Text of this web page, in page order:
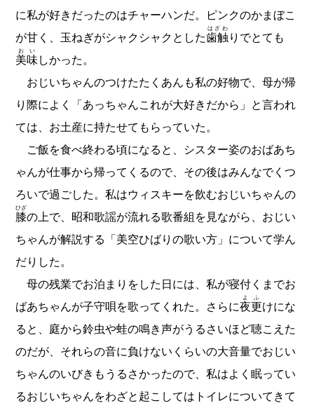
に私が好きだったのはチャーハンだ。ピンクのかまぼこ
が甘く、玉ねぎがシャクシャクとした歯触
はざわ
りでとても
美味
おい
しかった。
おじいちゃんのつけたたくあんも私の好物で、母が帰
り際によく「あっちゃんこれが大好きだから」と言われ
ては、お土産に持たせてもらっていた。
ご飯を食べ終わる頃になると、シスター姿のおばあち
ゃんが仕事から帰ってくるので、その後はみんなでくつ
ろいで過ごした。私はウィスキーを飲むおじいちゃんの
膝
ひざ
の上で、昭和歌謡が流れる歌番組を見ながら、おじい
ちゃんが解説する「美空ひばりの歌い方」について学ん
だりした。
母の残業でお泊まりをした日には、私が寝付くまでお
ばあちゃんが子守唄を歌ってくれた。さらに夜更
よふ
けにな
ると、庭から鈴虫や蛙の鳴き声がうるさいほど聴こえた
のだが、それらの音に負けないくらいの大音量でおじい
ちゃんのいびきもうるさかったので、私はよく眠ってい
るおじいちゃんをわざと起こしてはトイレについてきて